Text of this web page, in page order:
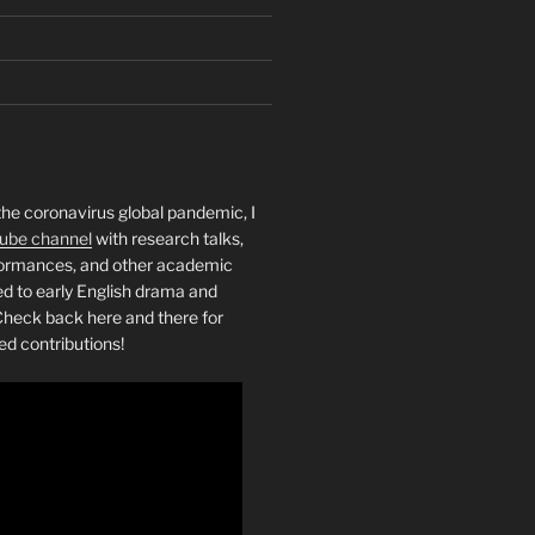
coronavirus global pandemic, I
channelwith research talks,
and other academic
to early English drama and
back here and there for
contributions!